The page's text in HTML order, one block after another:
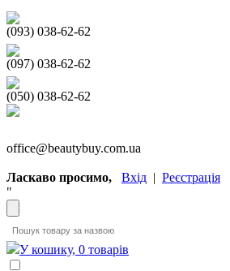
(093) 038-62-62
(097) 038-62-62
(050) 038-62-62
office@beautybuy.com.ua
Ласкаво просимо, Вхід | Реєстрація
"
У кошику, 0 товарів